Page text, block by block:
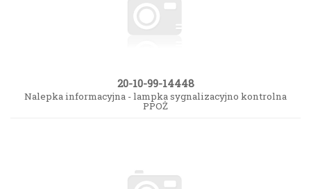
20-10-99-14448
Nalepka informacyjna - lampka sygnalizacyjno kontrolna
PPOŻ